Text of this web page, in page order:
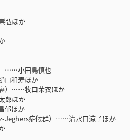
弘ほか
……小田島慎也
口和寿ほか
）……牧口茉衣ほか
郎ほか
郁ほか
Jeghers症候群）……清水口涼子ほか